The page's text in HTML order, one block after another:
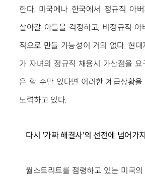
한다. 미국에나 한국에서 정규직 아
살아갈 아들을 걱정하고, 비정규직
직으로 만들 가능성이 거의 없다. 현
가 자녀의 정규직 채용시 가산점을
은 할 수만 있다면 이러한 계급상황
노력하고 있다.
다시 '가짜 해결사'의 선전에 넘어가
월스트리트를 점령하고 있는 미국